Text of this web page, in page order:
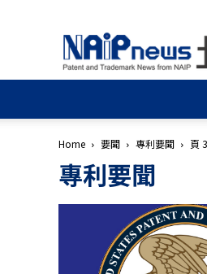
Home 要聞 專利要聞 頁 3
專利要聞